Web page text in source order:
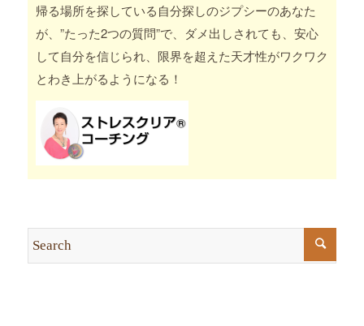
帰る場所を探している自分探しのジプシーのあなた
が、”たった2つの質問”で、ダメ出しされても、安心
して自分を信じられ、限界を超えた天才性がワクワク
とわき上がるようになる！